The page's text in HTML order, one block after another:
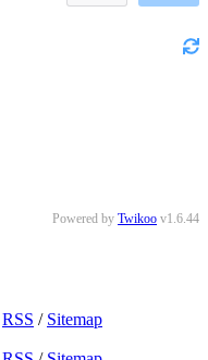
Powered by Twikoo v1.6.44
RSS / Sitemap